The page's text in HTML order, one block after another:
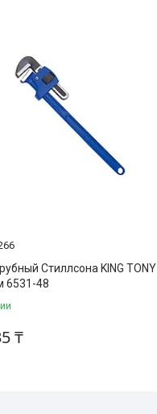
Стиллсона KING TONY
6531-48
₸